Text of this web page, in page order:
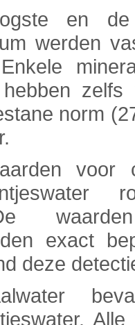
en de
werden
zelfs
norm
voor
exact
deze
Alle